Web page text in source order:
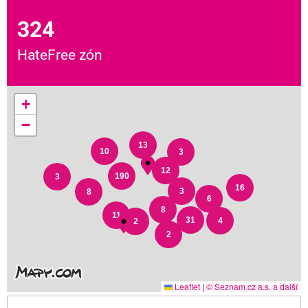
324
HateFree zón
3
2
16
2
6
4
8
31
3
3
13
12
10
8
11
190
+
−
Leaflet | © Seznam.cz a.s. a další